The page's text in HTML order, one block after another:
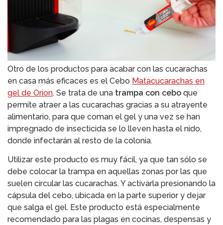
Otro de los productos para acabar con las cucarachas
en casa más eficaces es el Cebo Matacucarachas en
gel de Orion. Se trata de una trampa con cebo que
permite atraer a las cucarachas gracias a su atrayente
alimentario, para que coman el gel y una vez se han
impregnado de insecticida se lo lleven hasta el nido,
donde infectarán al resto de la colonia.
Utilizar este producto es muy fácil, ya que tan sólo se
debe colocar la trampa en aquellas zonas por las que
suelen circular las cucarachas. Y activarla presionando la
cápsula del cebo, ubicada en la parte superior y dejar
que salga el gel. Este producto está especialmente
recomendado para las plagas en cocinas, despensas y